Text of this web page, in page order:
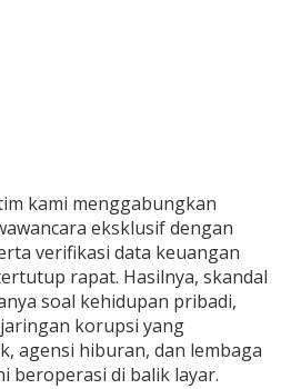
kami menggabungkan
eksklusif dengan
verifikasi data keuangan
rapat. Hasilnya, skandal
soal kehidupan pribadi,
korupsi yang
agensi hiburan, dan lembaga
beroperasi di balik layar.